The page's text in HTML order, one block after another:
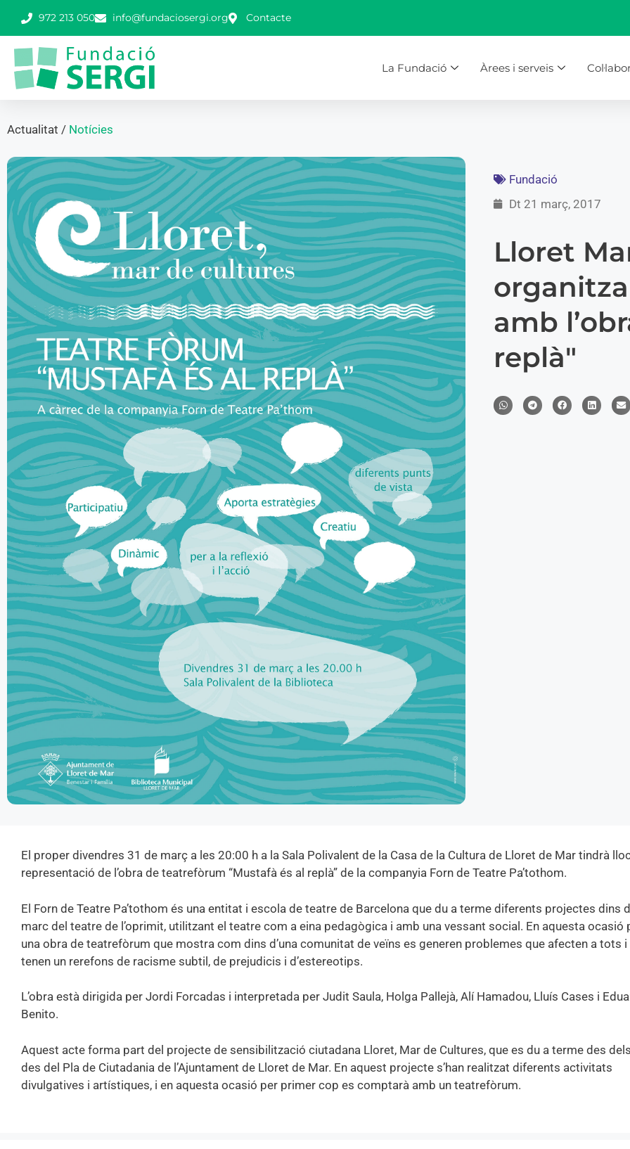
972 213 050 info@fundaciosergi.org Contacte
La Fundació Àrees i serveis
Actualitat / Notícies
Fundació
Dt 21 març, 2017
Lloret
amb
replà"
El proper divendres 31 de març a les 20:00 h a la Sala Polivalent de la Casa de la Cultura de Lloret de Mar tindrà
representació de l’obra de teatrefòrum “Mustafà és al replà” de la companyia Forn de Teatre Pa’tothom.
El Forn de Teatre Pa’tothom és una entitat i escola de teatre de Barcelona que du a terme diferents projectes dins
marc del teatre de l’oprimit, utilitzant el teatre com a eina pedagògica i amb una vessant social. En aquesta ocasió
una obra de teatrefòrum que mostra com dins d’una comunitat de veïns es generen problemes que afecten a tots i
tenen un rerefons de racisme subtil, de prejudicis i d’estereotips.
L’obra està dirigida per Jordi Forcadas i interpretada per Judit Saula, Holga Pallejà, Alí Hamadou, Lluís Cases i
Benito.
Aquest acte forma part del projecte de sensibilització ciutadana Lloret, Mar de Cultures, que es du a terme des
des del Pla de Ciutadania de l’Ajuntament de Lloret de Mar. En aquest projecte s’han realitzat diferents activitats
divulgatives i artístiques, i en aquesta ocasió per primer cop es comptarà amb un teatrefòrum.